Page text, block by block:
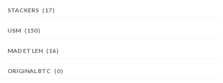
STACKERS（17）
USM（150）
MAD ET LEN（16）
ORIGINAL BTC（0）